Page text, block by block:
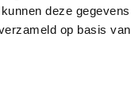
deze gegevens
op basis van